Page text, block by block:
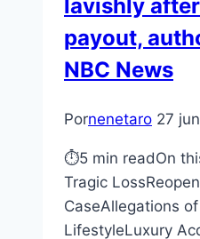
lavishly
payout,
NBC News
Pornenetaro 27
⏱5 min readOn
Tragic
CaseAllegations
LifestyleLuxury